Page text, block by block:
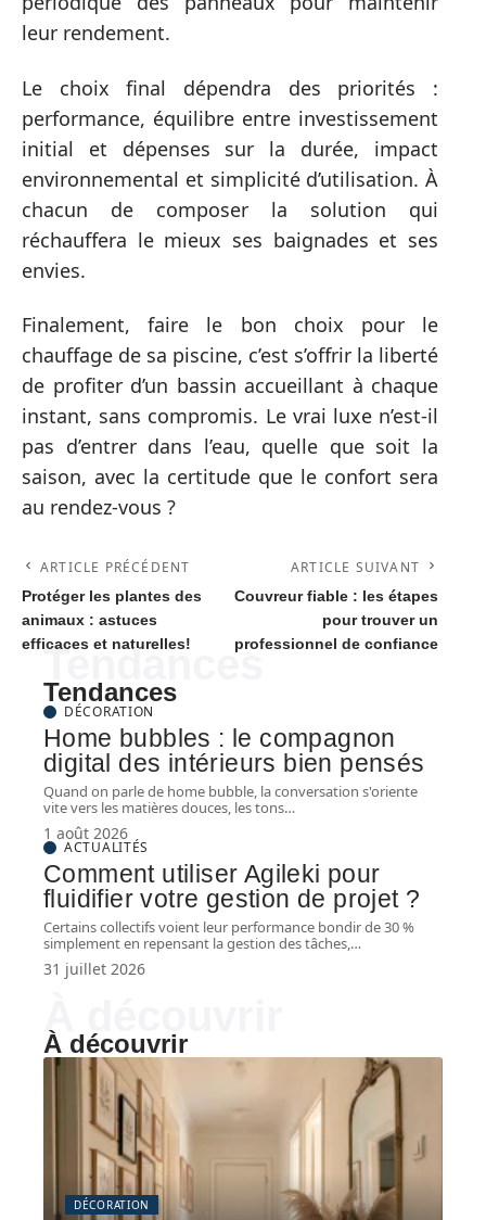
leur rendement.
Le choix final dépendra des priorités :
performance, équilibre entre investissement
initial et dépenses sur la durée, impact
environnemental et simplicité d’utilisation. À
chacun de composer la solution qui
réchauffera le mieux ses baignades et ses
envies.
Finalement, faire le bon choix pour le
chauffage de sa piscine, c’est s’offrir la liberté
de profiter d’un bassin accueillant à chaque
instant, sans compromis. Le vrai luxe n’est-il
pas d’entrer dans l’eau, quelle que soit la
saison, avec la certitude que le confort sera
au rendez-vous ?
ARTICLE PRÉCÉDENT
Protéger les plantes des
animaux : astuces
efficaces et naturelles!
ARTICLE SUIVANT
Couvreur fiable : les étapes
pour trouver un
professionnel de confiance
Tendances
Tendances
DÉCORATION
Home bubbles : le compagnon
digital des intérieurs bien pensés
Quand on parle de home bubble, la conversation s'oriente
vite vers les matières douces, les tons…
1 août 2026
ACTUALITÉS
Comment utiliser Agileki pour
fluidifier votre gestion de projet ?
Certains collectifs voient leur performance bondir de 30 %
simplement en repensant la gestion des tâches,…
31 juillet 2026
À découvrir
DÉCORATION